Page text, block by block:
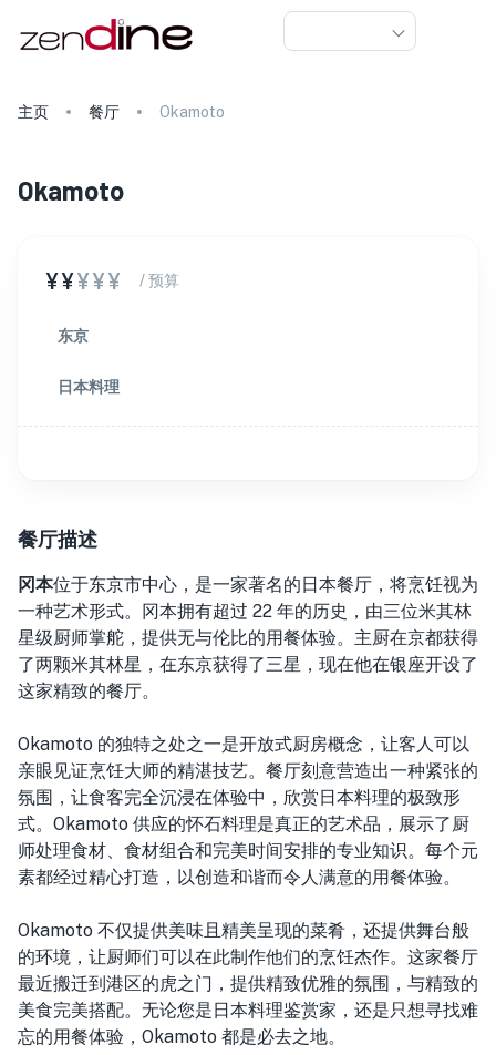
主页 餐厅 Okamoto
Okamoto
¥¥¥¥¥ / 预算
东京
日本料理
餐厅描述
冈本位于东京市中心， 是一家著名的日本餐厅，将烹饪视为
一种艺术形式。冈本拥有超过 22 年的历史，由三位米其林
星级厨师掌舵，提供无与伦比的用餐体验。主厨在京都获得
了两颗米其林星，在东京获得了三星，现在他在银座开设了
这家精致的餐厅。
Okamoto 的独特之处之一是开放式厨房概念，让客人可以
亲眼见证烹饪大师的精湛技艺。餐厅刻意营造出一种紧张的
氛围，让食客完全沉浸在体验中，欣赏日本料理的极致形
式。Okamoto 供应的怀石料理是真正的艺术品，展示了厨
师处理食材、食材组合和完美时间安排的专业知识。每个元
素都经过精心打造，以创造和谐而令人满意的用餐体验。
Okamoto 不仅提供美味且精美呈现的菜肴，还提供舞台般
的环境，让厨师们可以在此制作他们的烹饪杰作。这家餐厅
最近搬迁到港区的虎之门，提供精致优雅的氛围，与精致的
美食完美搭配。无论您是日本料理鉴赏家，还是只想寻找难
忘的用餐体验，Okamoto 都是必去之地。